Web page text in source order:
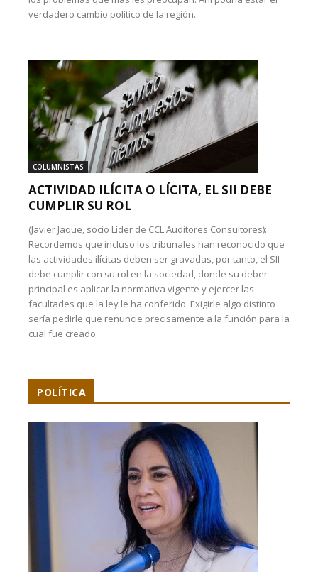
verdadero cambio político de la región.
COLUMNISTAS
ACTIVIDAD ILÍCITA O LÍCITA, EL SII DEBE
CUMPLIR SU ROL
(Javier Jaque, socio Líder de CCL Auditores Consultores):
Recordemos que incluso los tribunales han reconocido que
las actividades ilícitas deben ser gravadas, por tanto, el SII
debe cumplir con su rol en la sociedad, donde su deber
principal es aplicar la normativa vigente y ejercer las
facultades que la ley le ha conferido. Exigirle algo distinto
sería pedirle que renuncie precisamente a la función para la
cual fue creado.
POLÍTICA